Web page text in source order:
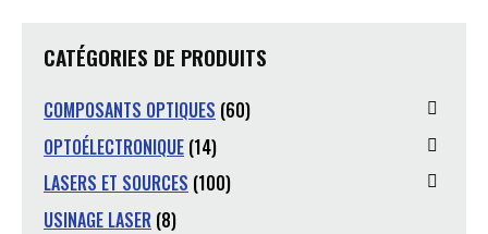
CATÉGORIES DE PRODUITS
COMPOSANTS OPTIQUES (60)
OPTOÉLECTRONIQUE (14)
LASERS ET SOURCES (100)
USINAGE LASER (8)